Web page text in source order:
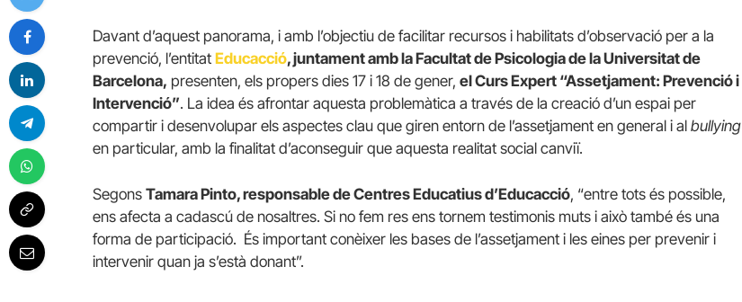
Davant d’aquest panorama, i amb l’objectiu de facilitar recursos i habilitats d’observació per a la
prevenció, l’entitat Educacció, juntament amb la Facultat de Psicologia de la Universitat de
Barcelona, presenten, els propers dies 17 i 18 de gener, el Curs Expert “Assetjament: Prevenció i
Intervenció”. La idea és afrontar aquesta problemàtica a través de la creació d’un espai per
compartir i desenvolupar els aspectes clau que giren entorn de l’assetjament en general i al bullying
en particular, amb la finalitat d’aconseguir que aquesta realitat social canviï.
Segons Tamara Pinto, responsable de Centres Educatius d’Educacció, “entre tots és possible,
ens afecta a cadascú de nosaltres. Si no fem res ens tornem testimonis muts i això també és una
forma de participació. És important conèixer les bases de l’assetjament i les eines per prevenir i
intervenir quan ja s’està donant”.